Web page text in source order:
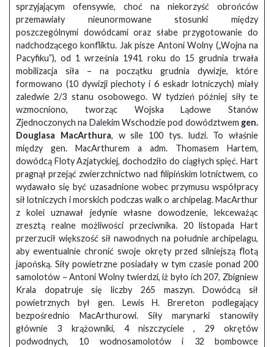
sprzyjającym ofensywie, choć na niekorzyść obrońców
przemawiały nieunormowane stosunki między
poszczególnymi dowódcami oraz słabe przygotowanie do
nadchodzącego konfliktu. Jak pisze Antoni Wolny („Wojna na
Pacyfiku”), od 1 września 1941 roku do 15 grudnia trwała
mobilizacja siła – na początku grudnia dywizje, które
formowano (10 dywizji piechoty i 6 eskadr lotniczych) miały
zaledwie 2/3 stanu osobowego. W tydzień później siły te
wzmocniono, tworząc Wojska Lądowe Stanów
Zjednoczonych na Dalekim Wschodzie pod dowództwem gen.
Douglasa MacArthura, w sile 100 tys. ludzi. To właśnie
między gen. MacArthurem a adm. Thomasem Hartem,
dowódcą Floty Azjatyckiej, dochodziło do ciągłych spięć. Hart
pragnął przejąć zwierzchnictwo nad filipińskim lotnictwem, co
wydawało się być uzasadnione wobec przymusu współpracy
sił lotniczych i morskich podczas walk o archipelag. MacArthur
z kolei uznawał jedynie własne dowodzenie, lekceważąc
zresztą realne możliwości przeciwnika. 20 listopada Hart
przerzucił większość sił nawodnych na południe archipelagu,
aby ewentualnie chronić swoje okręty przed silniejszą flotą
japońską. Siły powietrzne posiadały w tym czasie ponad 200
samolotów – Antoni Wolny twierdzi, iż było ich 207, Zbigniew
Krala dopatruje się liczby 265 maszyn. Dowódcą sił
powietrznych był gen. Lewis H. Brereton podlegający
bezpośrednio MacArthurowi. Siły marynarki stanowiły
głównie 3 krążowniki, 4 niszczyciele , 29 okrętów
podwodnych, 10 wodnosamolotów i 32 bombowce